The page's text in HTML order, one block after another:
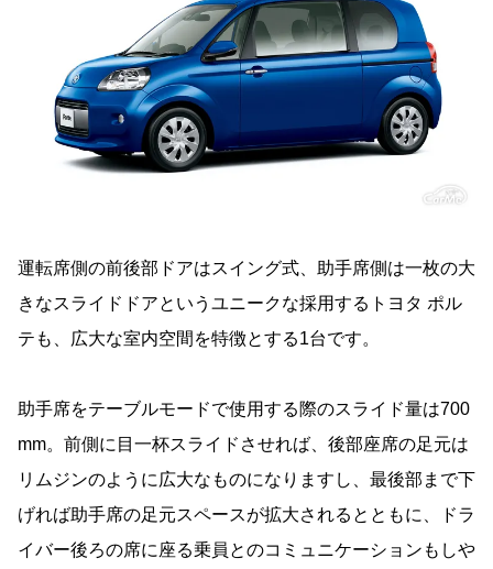
運転席側の前後部ドアはスイング式、助手席側は一枚の大
きなスライドドアというユニークな採用するトヨタ ポル
テも、広大な室内空間を特徴とする1台です。
助手席をテーブルモードで使用する際のスライド量は700
mm。前側に目一杯スライドさせれば、後部座席の足元は
リムジンのように広大なものになりますし、最後部まで下
げれば助手席の足元スペースが拡大されるとともに、ドラ
イバー後ろの席に座る乗員とのコミュニケーションもしや